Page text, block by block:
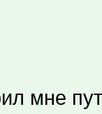
мне